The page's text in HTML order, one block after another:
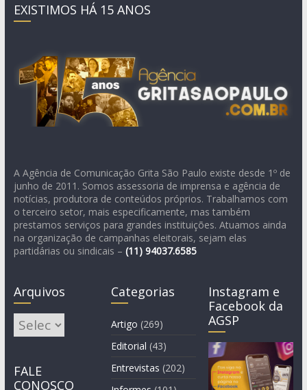
EXISTIMOS HÁ 15 ANOS
A Agência de Comunicação Grita São Paulo existe desde 1º de
junho de 2011. Somos assessoria de imprensa e agência de
notícias, produtora de conteúdos próprios. Trabalhamos com
o terceiro setor, mais especificamente, mas também
prestamos serviços para grandes instituições. Atuamos ainda
na organização de campanhas eleitorais, sejam elas
partidárias ou sindicais – (11) 94037.6585
Arquivos
Arquivos
FALE
CONOSCO
Categorias
Artigo (269)
Editorial (43)
Entrevistas (202)
Instagram e
Facebook da
AGSP